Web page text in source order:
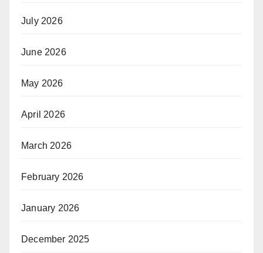
July 2026
June 2026
May 2026
April 2026
March 2026
February 2026
January 2026
December 2025